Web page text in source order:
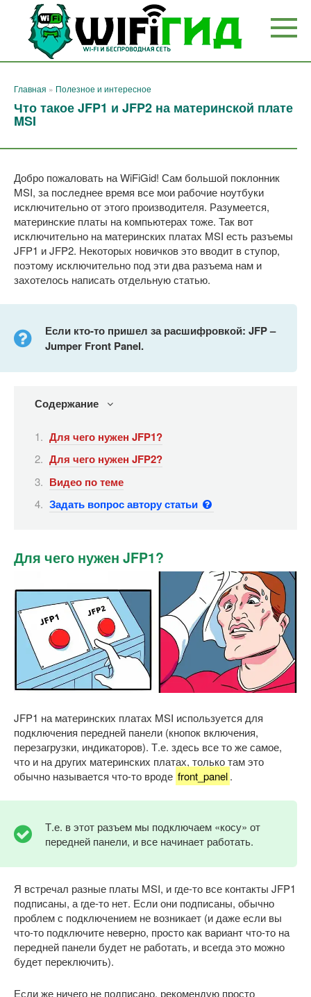
Перейти
контенту
Главная » Полезное и интересное
Что такое JFP1 и JFP2 на материнской плате
MSI
Добро пожаловать на WiFiGid! Сам большой поклонник
MSI, за последнее время все мои рабочие ноутбуки
исключительно от этого производителя. Разумеется,
материнские платы на компьютерах тоже. Так вот
исключительно на материнских платах MSI есть разъемы
JFP1 и JFP2. Некоторых новичков это вводит в ступор,
поэтому исключительно под эти два разъема нам и
захотелось написать отдельную статью.
Если кто-то пришел за расшифровкой: JFP –
Jumper Front Panel.
Содержание
Для чего нужен JFP1?
Для чего нужен JFP2?
Видео по теме
Задать вопрос автору статьи
Для чего нужен JFP1?
JFP1 на материнских платах MSI используется для
подключения передней панели (кнопок включения,
перезагрузки, индикаторов). Т.е. здесь все то же самое,
что и на других материнских платах, только там это
обычно называется что-то вроде front_panel.
Т.е. в этот разъем мы подключаем «косу» от
передней панели, и все начинает работать.
Я встречал разные платы MSI, и где-то все контакты JFP1
подписаны, а где-то нет. Если они подписаны, обычно
проблем с подключением не возникает (и даже если вы
что-то подключите неверно, просто как вариант что-то на
передней панели будет не работать, и всегда это можно
будет переключить).
Если же ничего не подписано, рекомендую просто